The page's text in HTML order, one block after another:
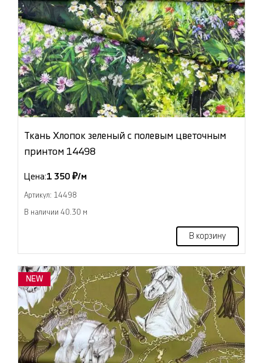
Ткань Хлопок зеленый с полевым цветочным
принтом 14498
Цена:1 350 ₽/м
Артикул: 14498
В наличии 40.30 м
В корзину
NEW